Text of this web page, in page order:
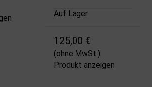
Auf Lager
125,00 €
(ohne MwSt.)
Produkt anzeigen